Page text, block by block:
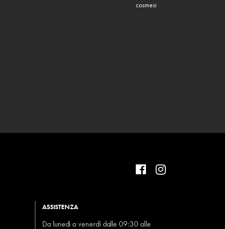
cosmesi
ASSISTENZA
Da lunedì a venerdì dalle 09:30 alle